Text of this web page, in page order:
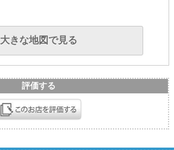
大きな地図で見る
評価する